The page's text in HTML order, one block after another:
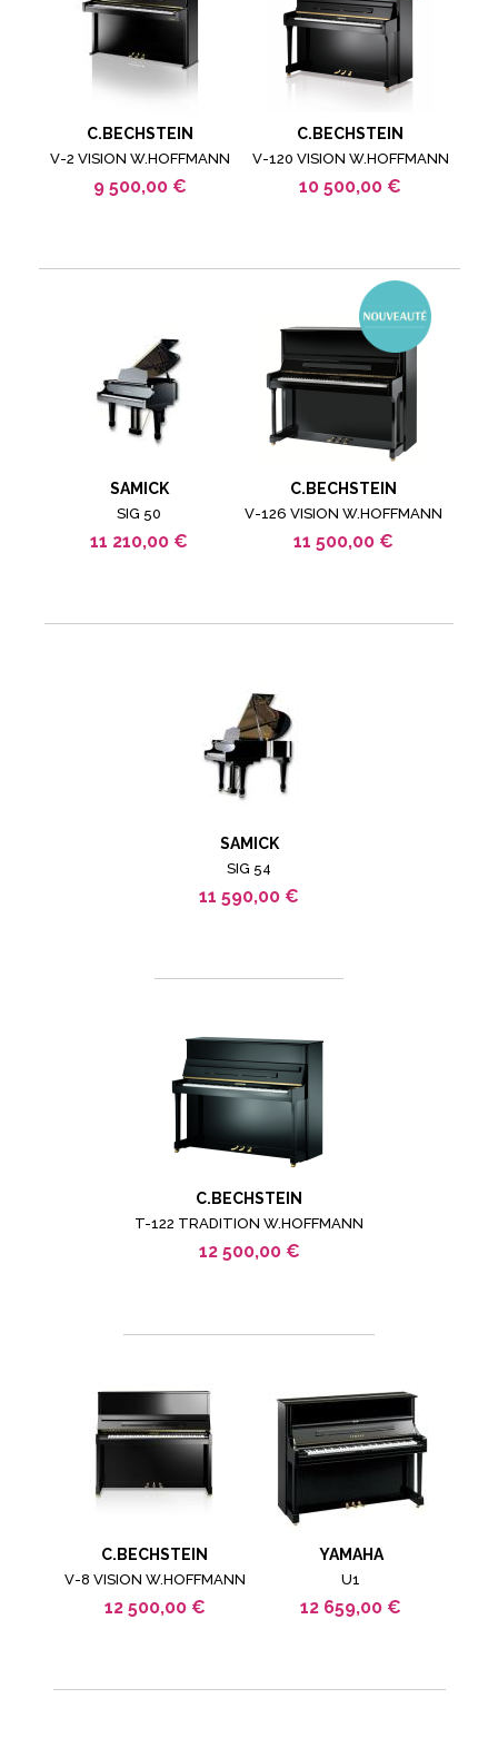
C.BECHSTEIN
V-2 VISION W.HOFFMANN
9 500,00 €
C.BECHSTEIN
V-120 VISION W.HOFFMANN
10 500,00 €
SAMICK
SIG 50
11 210,00 €
C.BECHSTEIN
V-126 VISION W.HOFFMANN
11 500,00 €
SAMICK
SIG 54
11 590,00 €
C.BECHSTEIN
T-122 TRADITION W.HOFFMANN
12 500,00 €
C.BECHSTEIN
V-8 VISION W.HOFFMANN
12 500,00 €
YAMAHA
U1
12 659,00 €